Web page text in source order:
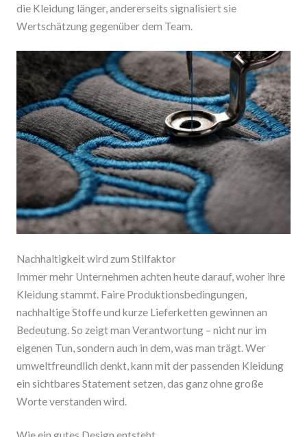
die Kleidung länger, andererseits signalisiert sie
Wertschätzung gegenüber dem Team.
Nachhaltigkeit wird zum Stilfaktor
Immer mehr Unternehmen achten heute darauf, woher ihre
Kleidung stammt. Faire Produktionsbedingungen,
nachhaltige Stoffe und kurze Lieferketten gewinnen an
Bedeutung. So zeigt man Verantwortung – nicht nur im
eigenen Tun, sondern auch in dem, was man trägt. Wer
umweltfreundlich denkt, kann mit der passenden Kleidung
ein sichtbares Statement setzen, das ganz ohne große
Worte verstanden wird.